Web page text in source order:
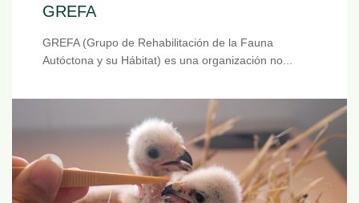
GREFA
GREFA (Grupo de Rehabilitación de la Fauna
Autóctona y su Hábitat) es una organización no...